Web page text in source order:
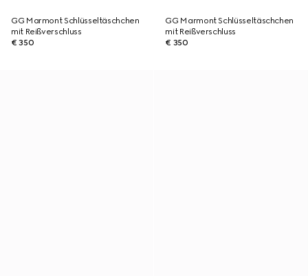
GG Marmont Schlüsseltäschchen
mit Reißverschluss
€ 350
GG Marmont Schlüsseltäschchen
mit Reißverschluss
€ 350